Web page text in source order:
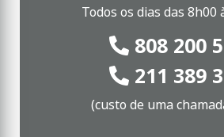
Todos os dias das 8h00
808 200
211 389
(custo de uma